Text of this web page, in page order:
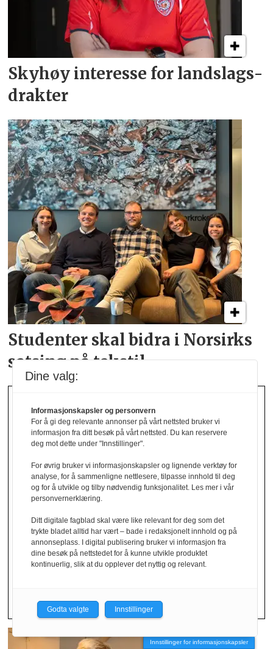
Skyhøy interesse for landslags­
drakter
Studenter skal bidra i Norsirks
satsing på tekstil
Lojale kunder
returnerer
mest
Innstillinger for informasjonskapsler
Dine valg:
Informasjonskapsler og personvern
For å gi deg relevante annonser på vårt nettsted bruker vi
informasjon fra ditt besøk på vårt nettsted. Du kan reservere
deg mot dette under "Innstillinger".
For øvrig bruker vi informasjonskapsler og lignende verktøy for
analyse, for å sammenligne nettlesere, tilpasse innhold til deg
og for å utvikle og tilby nødvendig funksjonalitet. Les mer i vår
personvernerklæring.
Ditt digitale fagblad skal være like relevant for deg som det
trykte bladet alltid har vært – bade i redaksjonelt innhold og på
annonseplass. I digital publisering bruker vi informasjon fra
dine besøk på nettstedet for å kunne utvikle produktet
kontinuerlig, slik at du opplever det nyttig og relevant.
Godta valgte Innstillinger